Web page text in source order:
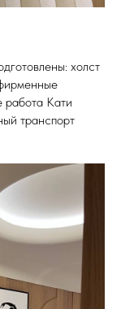
холст
работа Кати
транспорт